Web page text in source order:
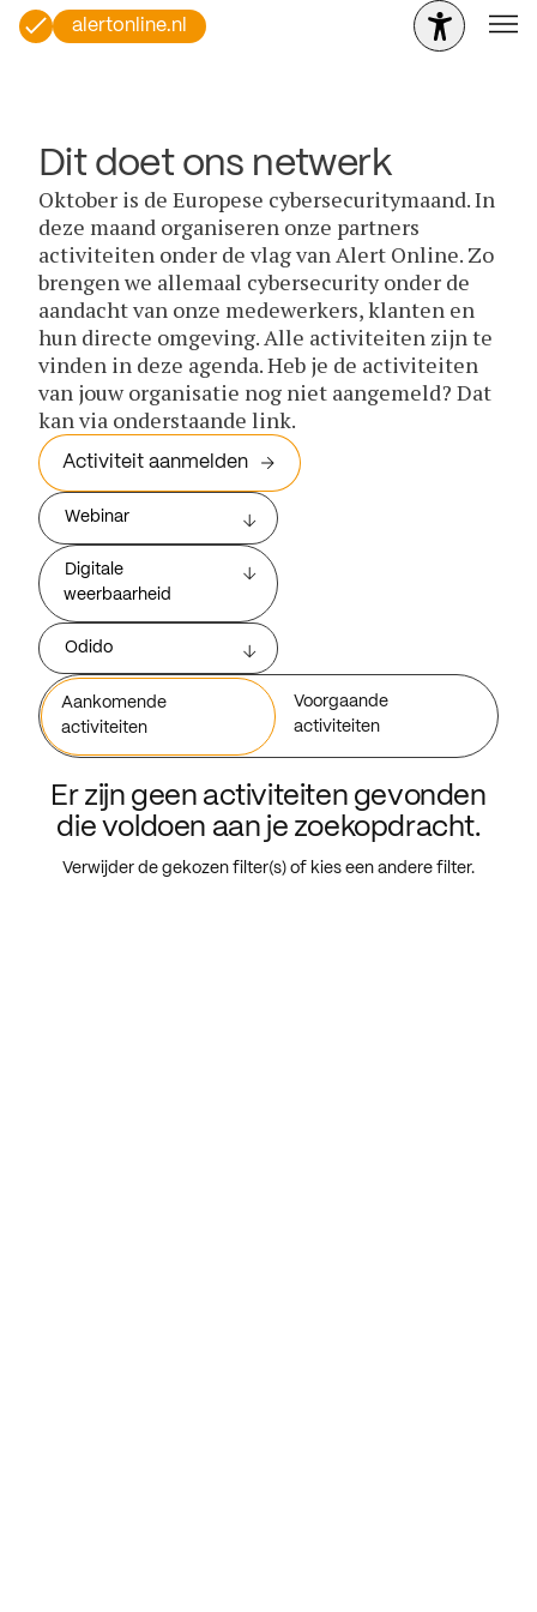
alertonline.nl
Dit doet ons netwerk
Oktober is de Europese cybersecuritymaand. In
deze maand organiseren onze partners
activiteiten onder de vlag van Alert Online. Zo
brengen we allemaal cybersecurity onder de
aandacht van onze medewerkers, klanten en
hun directe omgeving. Alle activiteiten zijn te
vinden in deze agenda. Heb je de activiteiten
van jouw organisatie nog niet aangemeld? Dat
kan via onderstaande link.
Activiteit aanmelden
Webinar
Digitale
weerbaarheid
Odido
Aankomende
activiteiten
Voorgaande
activiteiten
Er zijn geen activiteiten gevonden
die voldoen aan je zoekopdracht.
Verwijder de gekozen filter(s) of kies een andere filter.